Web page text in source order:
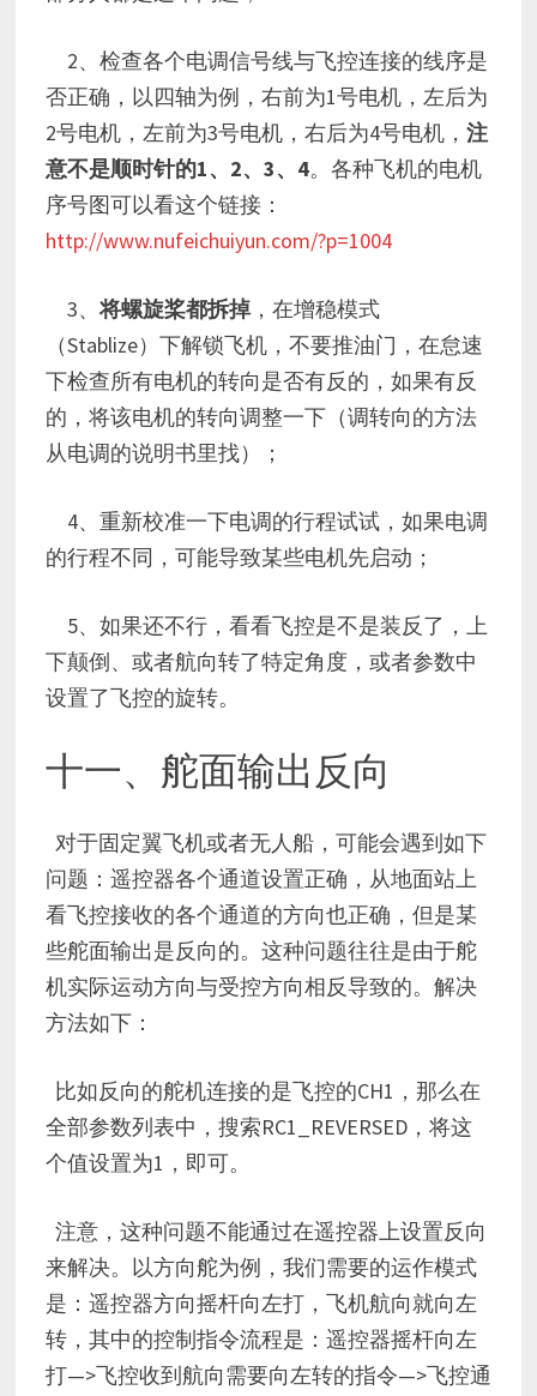
2、检查各个电调信号线与飞控连接的线序是
否正确，以四轴为例，右前为1号电机，左后为
2号电机，左前为3号电机，右后为4号电机， 注
意不是顺时针的1、2、3、4。各种飞机的电机
序号图可以看这个链接：
http://www.nufeichuiyun.com/?p=1004
3、 将螺旋桨都拆掉，在增稳模式
（Stablize）下解锁飞机，不要推油门，在怠速
下检查所有电机的转向是否有反的，如果有反
的，将该电机的转向调整一下（调转向的方法
从电调的说明书里找）；
4、重新校准一下电调的行程试试，如果电调
的行程不同，可能导致某些电机先启动；
5、如果还不行，看看飞控是不是装反了，上
下颠倒、或者航向转了特定角度，或者参数中
设置了飞控的旋转。
十一、舵面输出反向
对于固定翼飞机或者无人船，可能会遇到如下
问题：遥控器各个通道设置正确，从地面站上
看飞控接收的各个通道的方向也正确，但是某
些舵面输出是反向的。这种问题往往是由于舵
机实际运动方向与受控方向相反导致的。解决
方法如下：
比如反向的舵机连接的是飞控的CH1，那么在
全部参数列表中，搜索RC1_REVERSED，将这
个值设置为1，即可。
注意，这种问题不能通过在遥控器上设置反向
来解决。以方向舵为例，我们需要的运作模式
是：遥控器方向摇杆向左打，飞机航向就向左
转，其中的控制指令流程是：遥控器摇杆向左
打—>飞控收到航向需要向左转的指令—>飞控通